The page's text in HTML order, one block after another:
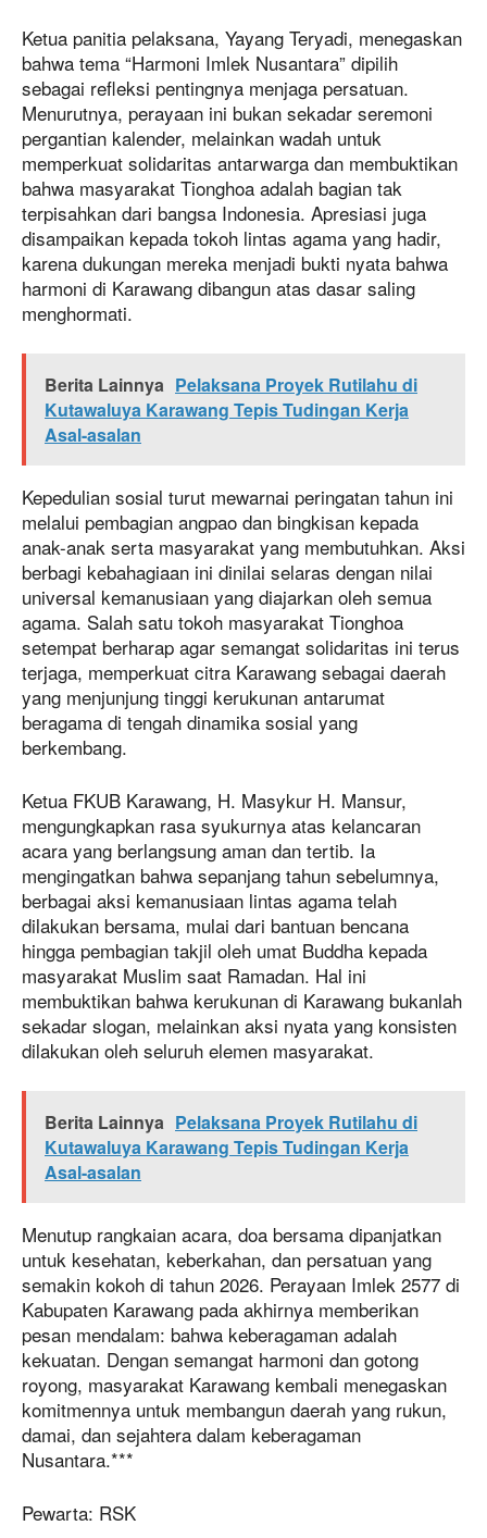
Ketua panitia pelaksana, Yayang Teryadi, menegaskan
bahwa tema “Harmoni Imlek Nusantara” dipilih
sebagai refleksi pentingnya menjaga persatuan.
Menurutnya, perayaan ini bukan sekadar seremoni
pergantian kalender, melainkan wadah untuk
memperkuat solidaritas antarwarga dan membuktikan
bahwa masyarakat Tionghoa adalah bagian tak
terpisahkan dari bangsa Indonesia. Apresiasi juga
disampaikan kepada tokoh lintas agama yang hadir,
karena dukungan mereka menjadi bukti nyata bahwa
harmoni di Karawang dibangun atas dasar saling
menghormati.
Berita Lainnya Pelaksana Proyek Rutilahu di
Kutawaluya Karawang Tepis Tudingan Kerja
Asal-asalan
Kepedulian sosial turut mewarnai peringatan tahun ini
melalui pembagian angpao dan bingkisan kepada
anak-anak serta masyarakat yang membutuhkan. Aksi
berbagi kebahagiaan ini dinilai selaras dengan nilai
universal kemanusiaan yang diajarkan oleh semua
agama. Salah satu tokoh masyarakat Tionghoa
setempat berharap agar semangat solidaritas ini terus
terjaga, memperkuat citra Karawang sebagai daerah
yang menjunjung tinggi kerukunan antarumat
beragama di tengah dinamika sosial yang
berkembang.
Ketua FKUB Karawang, H. Masykur H. Mansur,
mengungkapkan rasa syukurnya atas kelancaran
acara yang berlangsung aman dan tertib. Ia
mengingatkan bahwa sepanjang tahun sebelumnya,
berbagai aksi kemanusiaan lintas agama telah
dilakukan bersama, mulai dari bantuan bencana
hingga pembagian takjil oleh umat Buddha kepada
masyarakat Muslim saat Ramadan. Hal ini
membuktikan bahwa kerukunan di Karawang bukanlah
sekadar slogan, melainkan aksi nyata yang konsisten
dilakukan oleh seluruh elemen masyarakat.
Berita Lainnya Pelaksana Proyek Rutilahu di
Kutawaluya Karawang Tepis Tudingan Kerja
Asal-asalan
Menutup rangkaian acara, doa bersama dipanjatkan
untuk kesehatan, keberkahan, dan persatuan yang
semakin kokoh di tahun 2026. Perayaan Imlek 2577 di
Kabupaten Karawang pada akhirnya memberikan
pesan mendalam: bahwa keberagaman adalah
kekuatan. Dengan semangat harmoni dan gotong
royong, masyarakat Karawang kembali menegaskan
komitmennya untuk membangun daerah yang rukun,
damai, dan sejahtera dalam keberagaman
Nusantara.***
Pewarta: RSK